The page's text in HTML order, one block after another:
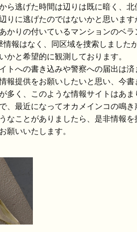
ら逃げた時間は辺りは既に暗く、
りに逃げたのではないかと思いま
かりの付いているマンションのベ
情報はなく、同区域を捜索しまし
かと希望的に観測しております。
トへの書き込みや警察への届出は
報提供をお願いしたいと思い、今書
多く、このような情報サイトはあ
、最近になってオカメインコの鳴
なことがありましたら、是非情報を
願いいたします。